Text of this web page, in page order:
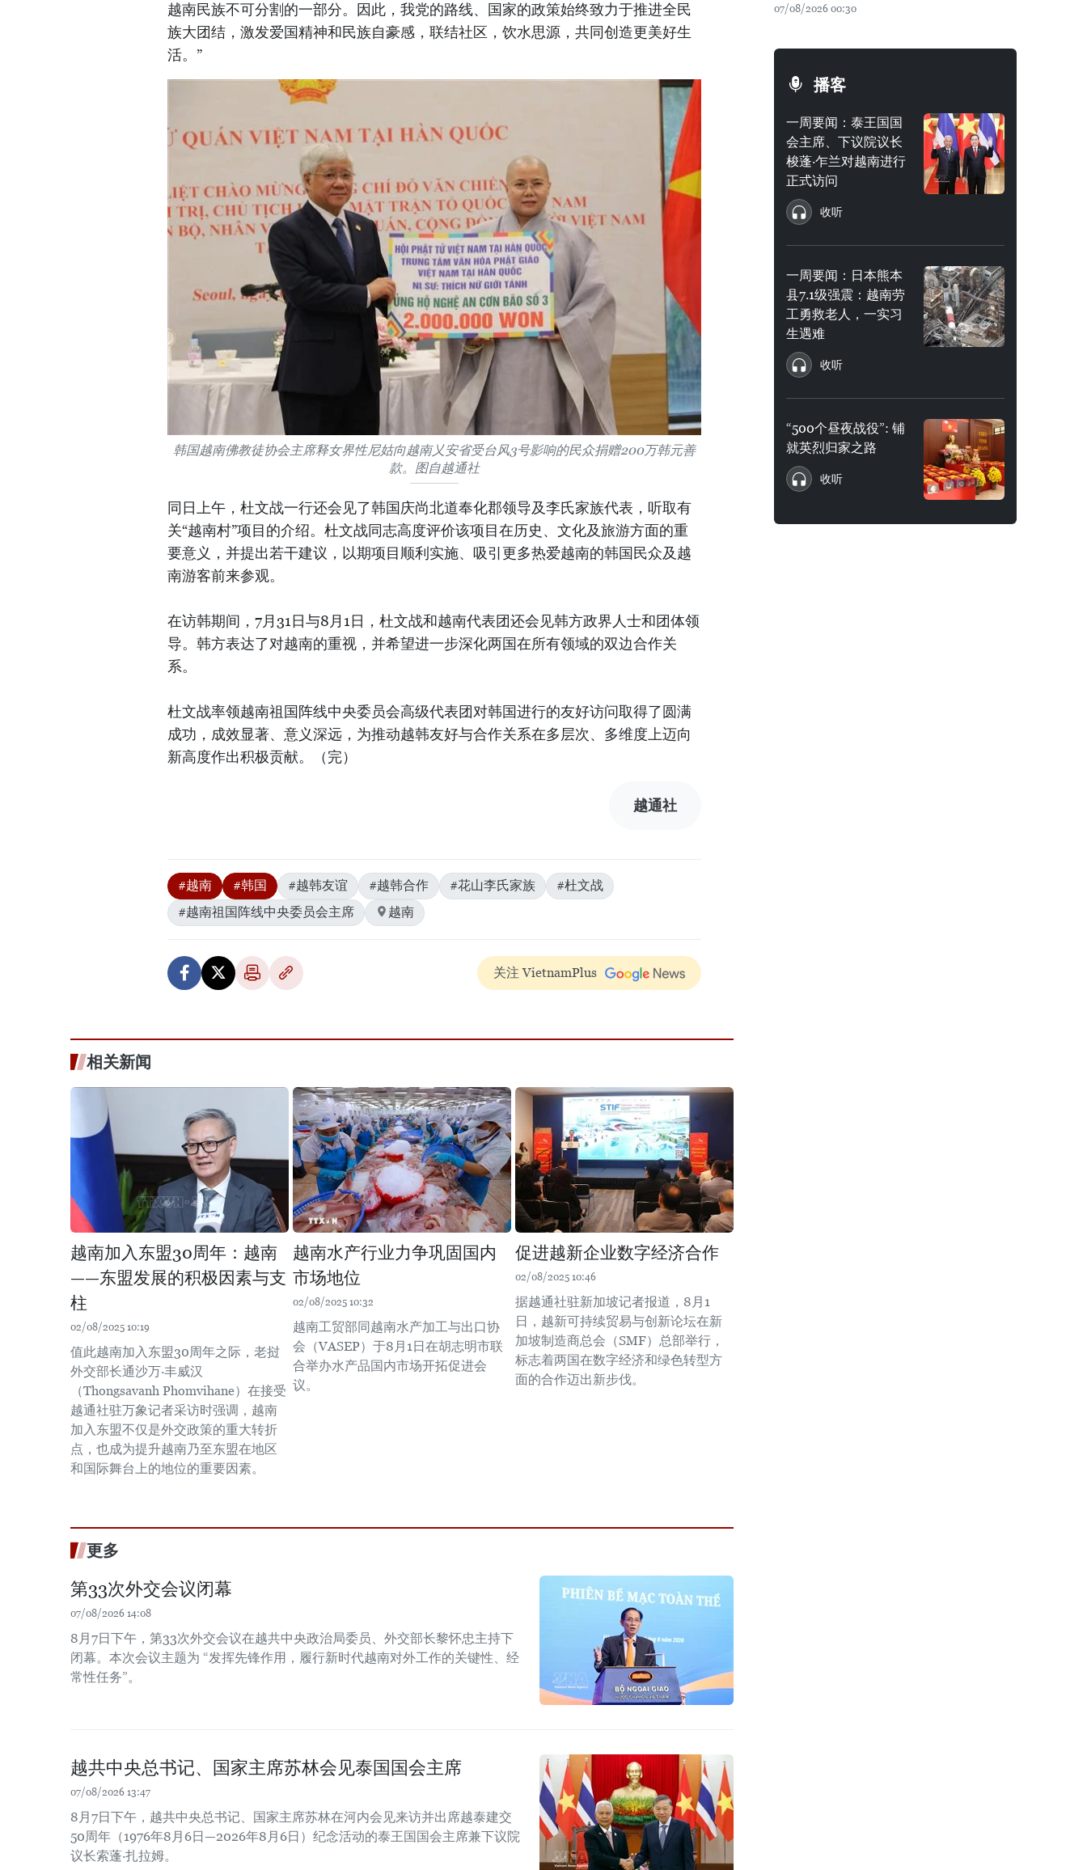
越南民族不可分割的一部分。因此，我党的路线、国家的政策始终致力于推进全民
族大团结，激发爱国精神和民族自豪感，联结社区，饮水思源，共同创造更美好生
活。”
韩国越南佛教徒协会主席释女界性尼姑向越南乂安省受台风3号影响的民众捐赠200万韩元善
款。图自越通社
同日上午，杜文战一行还会见了韩国庆尚北道奉化郡领导及李氏家族代表，听取有
关“越南村”项目的介绍。杜文战同志高度评价该项目在历史、文化及旅游方面的重
要意义，并提出若干建议，以期项目顺利实施、吸引更多热爱越南的韩国民众及越
南游客前来参观。
在访韩期间，7月31日与8月1日，杜文战和越南代表团还会见韩方政界人士和团体领
导。韩方表达了对越南的重视，并希望进一步深化两国在所有领域的双边合作关
系。
杜文战率领越南祖国阵线中央委员会高级代表团对韩国进行的友好访问取得了圆满
成功，成效显著、意义深远，为推动越韩友好与合作关系在多层次、多维度上迈向
新高度作出积极贡献。（完）
越通社
#越南 #韩国 #越韩友谊 #越韩合作 #花山李氏家族
#杜文战
#越南祖国阵线中央委员会主席
越南
关注 VietnamPlus
相关新闻
越南加入东盟30周年：越南
——东盟发展的积极因素与支
柱
02/08/2025 10:19
值此越南加入东盟30周年之际，老挝
外交部长通沙万·丰威汉
（Thongsavanh Phomvihane）在接受
越通社驻万象记者采访时强调，越南
加入东盟不仅是外交政策的重大转折
点，也成为提升越南乃至东盟在地区
和国际舞台上的地位的重要因素。
越南水产行业力争巩固国内
市场地位
02/08/2025 10:32
越南工贸部同越南水产加工与出口协
会（VASEP）于8月1日在胡志明市联
合举办水产品国内市场开拓促进会
议。
促进越新企业数字经济合作
02/08/2025 10:46
据越通社驻新加坡记者报道，8月1
日，越新可持续贸易与创新论坛在新
加坡制造商总会（SMF）总部举行，
标志着两国在数字经济和绿色转型方
面的合作迈出新步伐。
更多
第33次外交会议闭幕
07/08/2026 14:08
8月7日下午，第33次外交会议在越共中央政治局委员、外交部长黎怀忠主持下
闭幕。本次会议主题为 “发挥先锋作用，履行新时代越南对外工作的关键性、经
常性任务”。
越共中央总书记、国家主席苏林会见泰国国会主席
07/08/2026 13:47
8月7日下午，越共中央总书记、国家主席苏林在河内会见来访并出席越泰建交
50周年（1976年8月6日—2026年8月6日）纪念活动的泰王国国会主席兼下议院
议长索蓬·扎拉姆。
07/08/2026 00:30
播客
一周要闻：泰王国国
会主席、下议院议长
梭蓬·乍兰对越南进行
正式访问
收听
一周要闻：日本熊本
县7.1级强震：越南劳
工勇救老人，一实习
生遇难
收听
“500个昼夜战役”: 铺
就英烈归家之路
收听